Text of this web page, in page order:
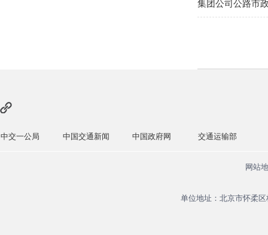
集团公司公路市
中国交通新闻 中国政府网 交通运输部
网站
单位地址：北京市怀柔区